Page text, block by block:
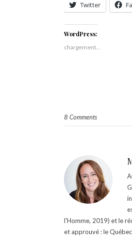
Twitter
WordPress:
chargement…
8 Comments
l'Homme, 2019) et le
et approuvé : le